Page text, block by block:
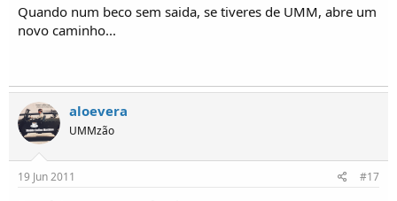
Quando num beco sem saida, se tiveres de UMM, abre um
novo caminho...
aloevera
UMMzão
19 Jun 2011 #17